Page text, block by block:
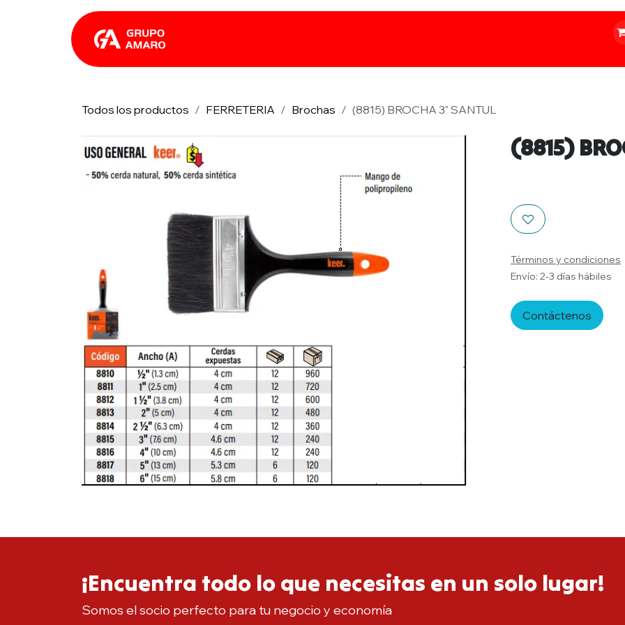
Todos los productos FERRETERIA Brochas (8815) BROCHA 3" SANTUL
(8815)
Términos y condiciones
Envío: 2-3 días hábiles
Contáctenos
¡Encuentra todo lo que necesitas en un solo lugar!
Somos el socio perfecto para tu negocio y economía